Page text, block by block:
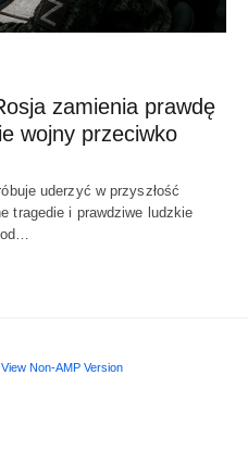
zamienia prawdę
wojny przeciwko
uderzyć w przyszłość
tragedie i prawdziwe ludzkie
View Non-AMP Version